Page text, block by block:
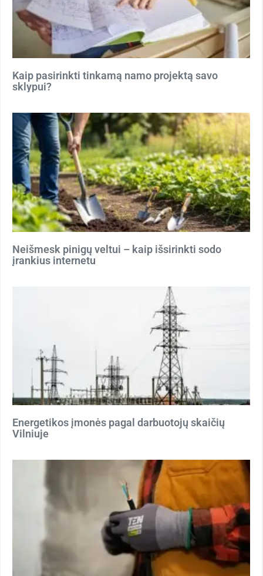
Kaip pasirinkti tinkamą namo projektą savo
sklypui?
Neišmesk pinigų veltui – kaip išsirinkti sodo
įrankius internetu
Energetikos įmonės pagal darbuotojų skaičių
Vilniuje